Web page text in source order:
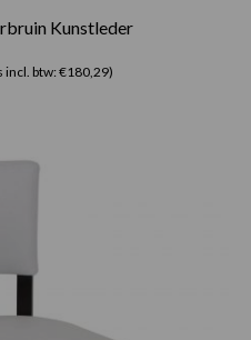
Kunstleder
incl. btw: €180,29)